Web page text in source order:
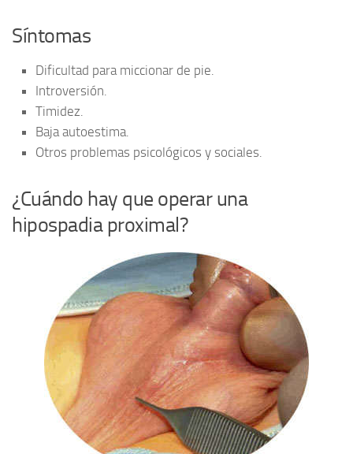
Síntomas
Dificultad para miccionar de pie.
Introversión.
Timidez.
Baja autoestima.
Otros problemas psicológicos y sociales.
¿Cuándo hay que operar una
hipospadia proximal?